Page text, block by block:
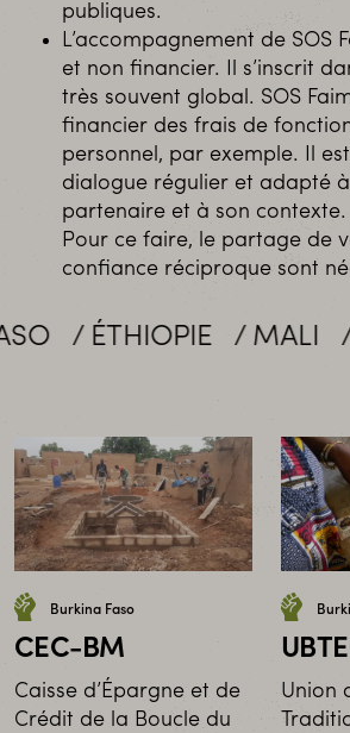
publiques.
L’accompagnement de SOS
et non financier. Il s’inscrit
très souvent global. SOS
financier des frais de
personnel, par exemple. Il
dialogue régulier et adapté
partenaire et à son contexte.
Pour ce faire, le partage de
confiance réciproque sont
ÉTHIOPIE MALI
Burkina Faso
CEC-BM
Caisse d’Épargne et de
Crédit de la Boucle du
Union